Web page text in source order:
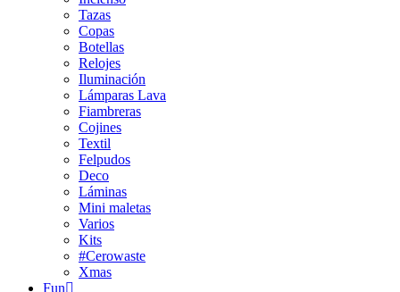
Tazas
Copas
Botellas
Relojes
Iluminación
Lámparas Lava
Fiambreras
Cojines
Textil
Felpudos
Deco
Láminas
Mini maletas
Varios
Kits
#Cerowaste
Xmas
Fun